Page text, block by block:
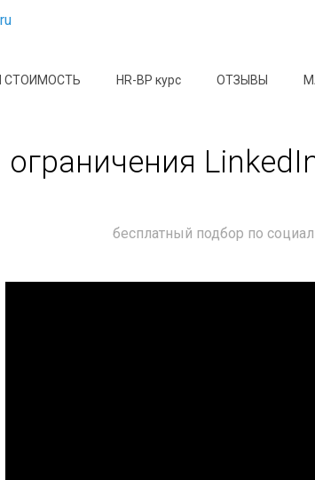
СТОИМОСТЬ HR-BP курс ОТЗЫВЫ
бесплатный подбор по